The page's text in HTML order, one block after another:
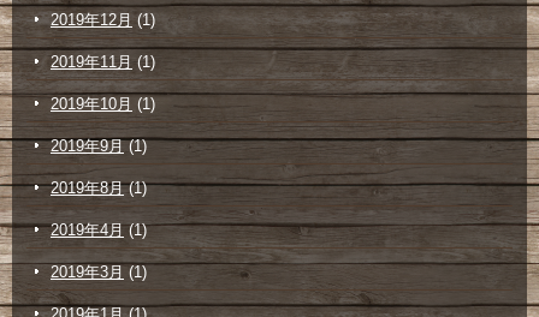
2019年12月 (1)
2019年11月 (1)
2019年10月 (1)
2019年9月(1)
2019年8月(1)
2019年4月(1)
2019年3月 (1)